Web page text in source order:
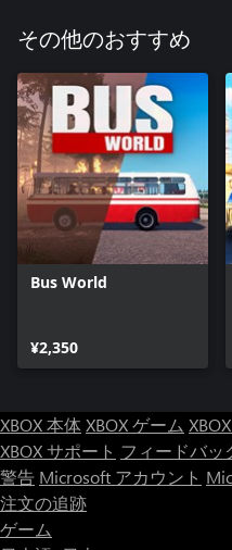
その他のおすすめ
Bus World
¥2,350
XBOX 本体XBOX ゲーム
XBOX サポート フィードバッ
警告 Microsoft アカウント
注文の追跡
ゲーム